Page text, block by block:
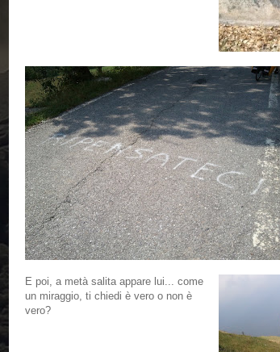
E poi, a metà salita appare lui... come
un miraggio, ti chiedi è vero o non è
vero?